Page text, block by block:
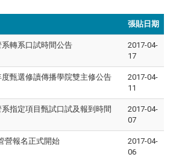
張貼日期
轉系口試時間公告
2017-04-
17
甄選修讀傳播學院雙主修公告
2017-04-
11
指定項目甄試口試及報到時間
2017-04-
07
營報名正式開始
2017-04-
06